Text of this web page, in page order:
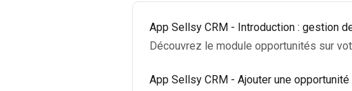
App Sellsy CRM - Introduction : gestion
Découvrez le module opportunités sur
App Sellsy CRM - Ajouter une opportunité